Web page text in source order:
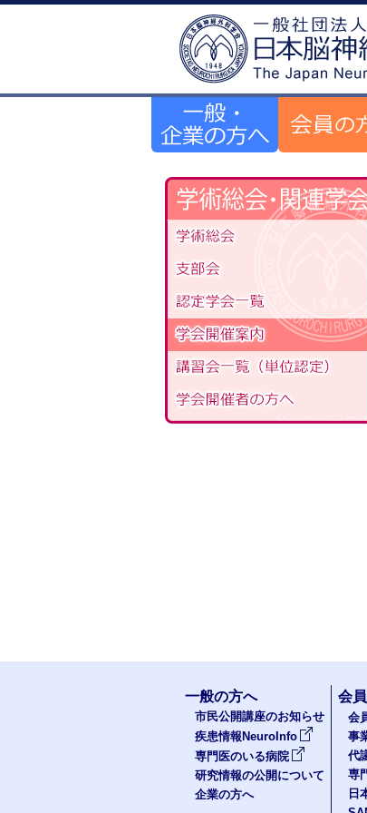
一般の方へ
市民公開講座のお知らせ
疾患情報NeuroInfo
専門医のいる病院
研究情報の公開について
企業の方へ
会
会
事
代
専
日